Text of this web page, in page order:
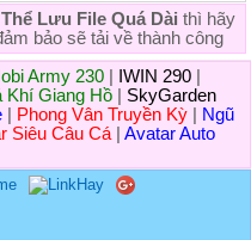
Lưu File Quá Dài thì hãy
bảo sẽ tải về thành công
Army 230 IWIN 290
Khí Giang Hồ
SkyGarden
Phong Vân Truyền Kỳ
Ngũ
Siêu Câu Cá
Avatar Auto